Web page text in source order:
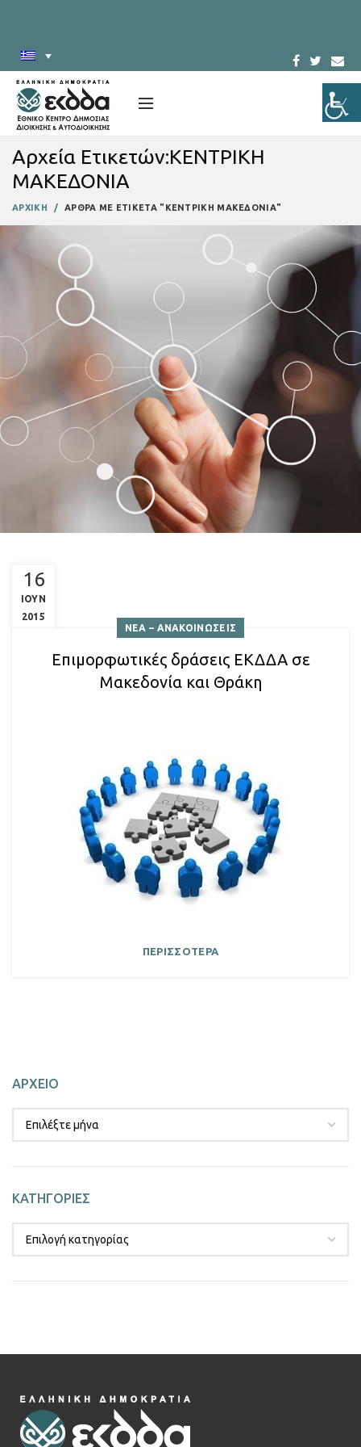
Αρχεία Ετικετών:ΚΕΝΤΡΙΚΗ
ΜΑΚΕΔΟΝΙΑ
ΑΡΧΙΚΗ ΑΡΘΡΑ ΜΕ ΕΤΙΚΕΤΑ "ΚΕΝΤΡΙΚΗ ΜΑΚΕΔΟΝΙΑ"
16
ΙΟΥΝ
2015
ΝΕΑ – ΑΝΑΚΟΙΝΩΣΕΙΣ
Επιμορφωτικές δράσεις ΕΚΔΔΑ σε
Μακεδονία και Θράκη
ΠΕΡΙΣΣΟΤΕΡΑ
ΑΡΧΕΙΟ
ΚΑΤΗΓΟΡΙΕΣ